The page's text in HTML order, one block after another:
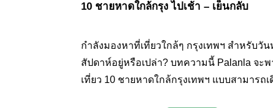
10 ชายหาดใกล้กรุง ไปเช้า – เย็นกลับ
กำลังมองหาที่เที่ยวใกล้ๆ กรุงเทพฯ สำหรับวั
สัปดาห์อยู่หรือเปล่า? บทความนี้ Palanla จะ
เที่ยว 10 ชายหาดใกล้กรุงเทพฯ แบบสามารถเ